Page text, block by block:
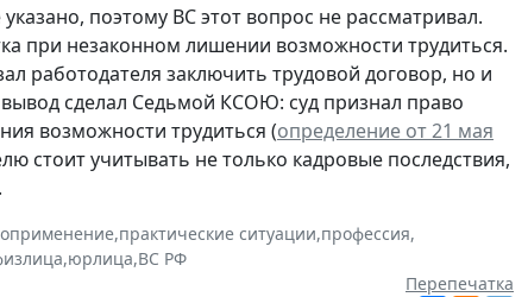
поэтому ВС этот вопрос не рассматривал.
при незаконном лишении возможности трудиться.
работодателя заключить трудовой договор, но и
сделал Седьмой КСОЮ: суд признал право
возможности трудиться (определение от 21 мая
стоит учитывать не только кадровые последствия,
,практические ситуации,профессия,
,юрлица,ВС РФ
Перепечатка